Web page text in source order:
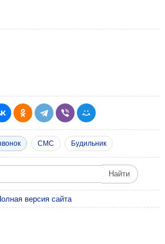
СМС Будильник
версия сайта